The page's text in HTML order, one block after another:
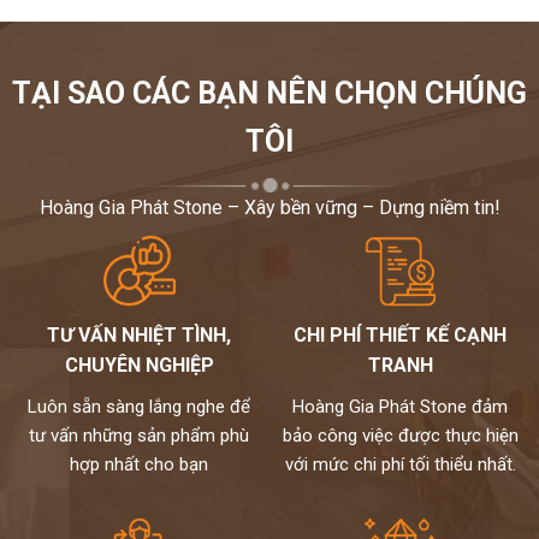
TẠI SAO CÁC BẠN NÊN CHỌN CHÚNG
TÔI
Hoàng Gia Phát Stone – Xây bền vững – Dựng niềm tin!
TƯ VẤN NHIỆT TÌNH,
CHUYÊN NGHIỆP
Luôn sẵn sàng lắng nghe để
tư vấn những sản phẩm phù
hợp nhất cho bạn
CHI PHÍ THIẾT KẾ CẠNH
TRANH
Hoàng Gia Phát Stone đảm
bảo công việc được thực hiện
với mức chi phí tối thiểu nhất.